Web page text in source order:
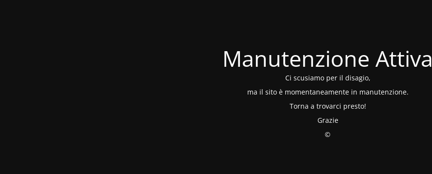
Manutenzione Attiva
Ci scusiamo per il disagio,
ma il sito è momentaneamente in manutenzione.
Torna a trovarci presto!
Grazie
©